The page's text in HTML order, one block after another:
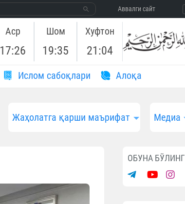
Aввалги сайт
Аср
17:26
Шом
19:35
Хуфтон
21:04
Ислом сабоқлари Aлоқа
Жаҳолатга қарши маърифат Медиа
ОБУНА БЎЛИНГ